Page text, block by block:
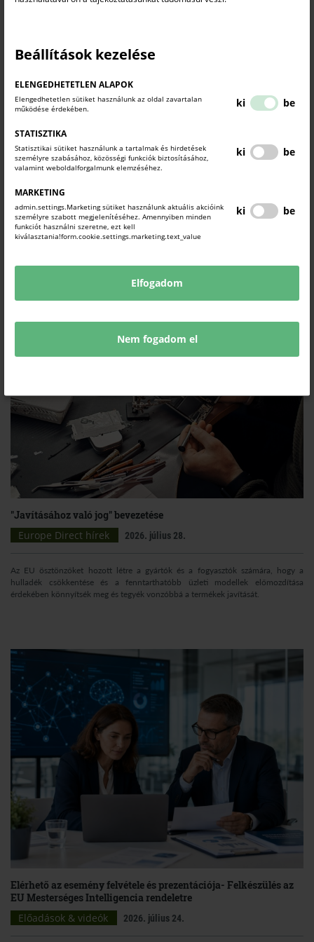
Beállítások kezelése
ELENGEDHETETLEN ALAPOK
Elengedhetetlen sütiket használunk az oldal zavartalan
működése érdekében.
ki be
STATISZTIKA
Statisztikai sütiket használunk a tartalmak és hirdetések
személyre szabásához, közösségi funkciók biztosításához,
valamint weboldalforgalmunk elemzéséhez.
ki be
MARKETING
admin.settings.Marketing sütiket használunk aktuális akcióink
személyre szabott megjelenítéséhez. Amennyiben minden
funkciót használni szeretne, ezt kell
kiválasztania!form.cookie.settings.marketing.text_value
ki be
Elfogadom
Nem fogadom el
2025-12-16
KAPCSOLÓDÓ TARTALMAK
"Javításához való jog" bevezetése
Europe Direct hírek
2026. július 28.
Az EU ösztönzőket hozott létre a gyártók és a fogyasztók számára, hogy a
hulladék csökkentése és a fenntarthatóbb üzleti modellek előmozdítása
érdekében könnyítsék meg és tegyék vonzóbbá a termékek javítását.
Elérhető az esemény felvétele és prezentációja- Felkészülés az
EU Mesterséges Intelligencia rendeletre
Előadások & videók
2026. július 24.